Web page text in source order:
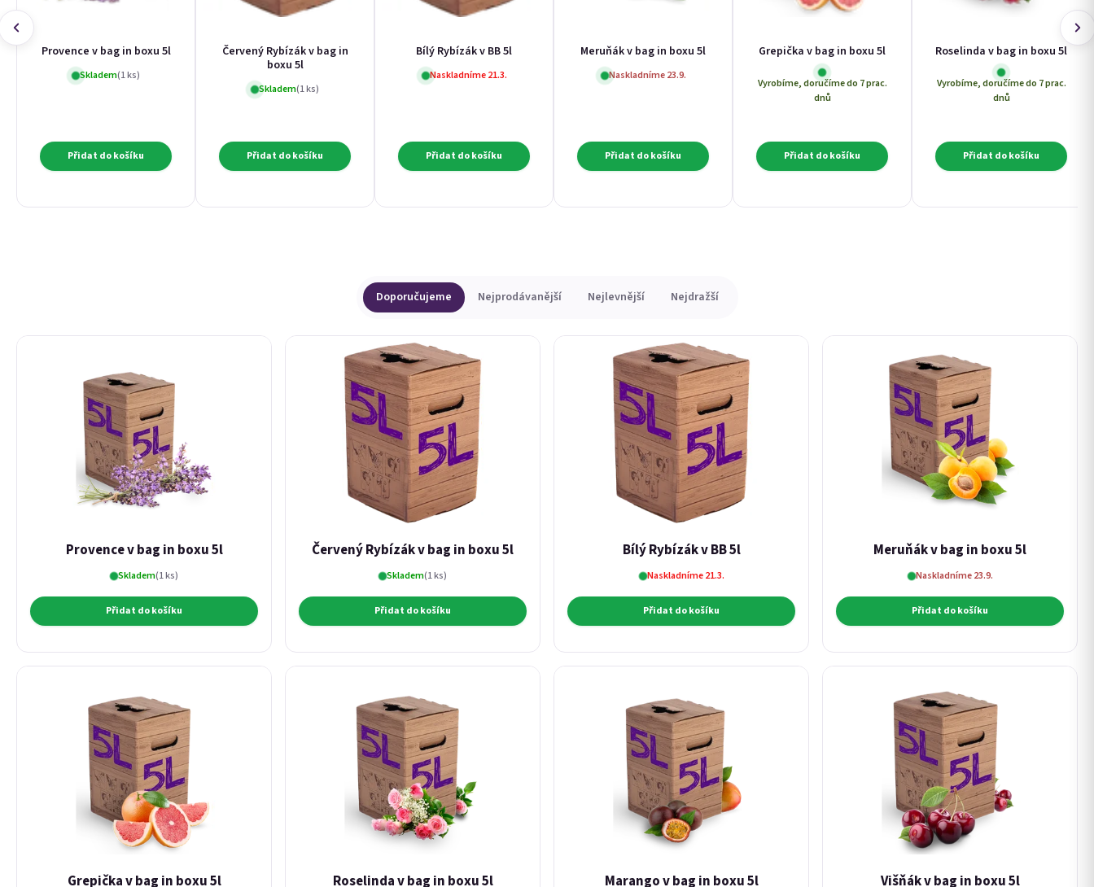
Provence v bag in boxu 5l
Skladem(1 ks)
Přidat do košíku
Červený Rybízák v bag in
boxu 5l
Skladem(1 ks)
Přidat do košíku
Bílý Rybízák v BB 5l
Naskladníme 21.3.
Přidat do košíku
Meruňák v bag in boxu 5l
Naskladníme 23.9.
Přidat do košíku
Grepička v bag in boxu 5l
Vyrobíme, doručíme do 7 prac.
dnů
Přidat do košíku
Roselinda v bag in boxu 5l
Vyrobíme, doručíme do 7 prac.
dnů
Přidat do košíku
Doporučujeme Nejprodávanější Nejlevnější Nejdražší
Provence v bag in boxu 5l
Skladem(1 ks)
Přidat do košíku
Červený Rybízák v bag in boxu 5l
Skladem(1 ks)
Přidat do košíku
Bílý Rybízák v BB 5l
Naskladníme 21.3.
Přidat do košíku
Meruňák v bag in boxu 5l
Naskladníme 23.9.
Přidat do košíku
Grepička v bag in boxu 5l Roselinda v bag in boxu 5l Marango v bag in boxu 5l Višňák v bag in boxu 5l